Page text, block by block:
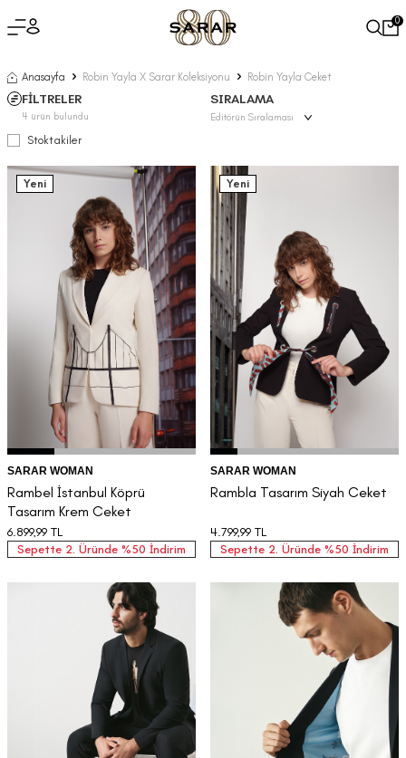
0
Anasayfa Robin Yayla X Sarar Koleksiyonu Robin Yayla Ceket
FİLTRELER
4 ürün bulundu
SIRALAMA
Stoktakiler
Yeni
SARAR WOMAN
Rambel İstanbul Köprü
Tasarım Krem Ceket
6.899,99 TL
Sepette 2. Üründe %50 İndirim
Yeni
SARAR WOMAN
Rambla Tasarım Siyah Ceket
4.799,99 TL
Sepette 2. Üründe %50 İndirim